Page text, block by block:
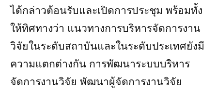
ได้กล่าวต้อนรับและเปิดการประชุม พร้อมทั้ง
ให้ทิศทางว่า แนวทางการบริหารจัดการงาน
วิจัยในระดับสถาบันและในระดับประเทศยังมี
ความแตกต่างกัน การพัฒนาระบบบริหาร
จัดการงานวิจัย พัฒนาผู้จัดการงานวิจัย